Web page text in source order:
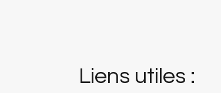
Liens utiles :